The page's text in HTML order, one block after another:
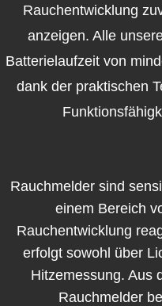
Rauchentwicklung
anzeigen. Alle
Batterielaufzeit von
dank der praktischen
Rauchmelder sind
einem Bereich
Rauchentwicklung
erfolgt sowohl über
Hitzemessung. Aus
Rauchmelder